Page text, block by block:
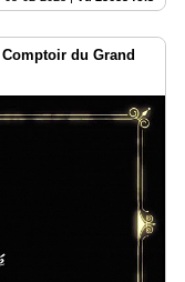
du Grand